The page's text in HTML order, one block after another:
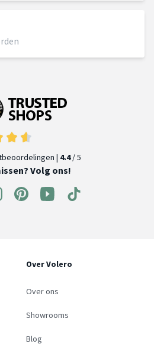
| 4.4/ 5
Volg ons!
Over Volero
Over ons
Showrooms
Blog